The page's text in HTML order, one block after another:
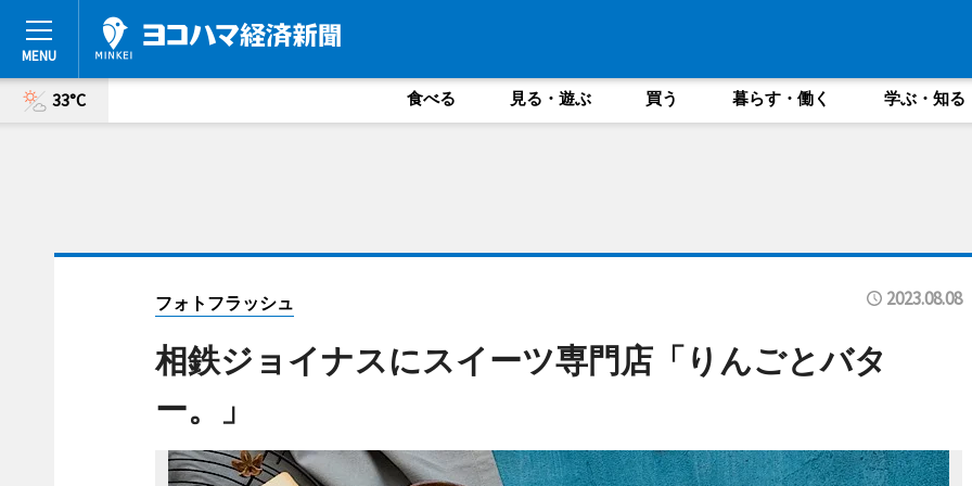
33°C 食べる 見る・遊ぶ 買う 暮らす・働く 学ぶ・知る
フォトフラッシュ 2023.08.08
相鉄ジョイナスにスイーツ専門店「りんごとバタ
ー。」